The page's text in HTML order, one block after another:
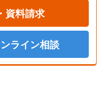
資料請求
ライン相談